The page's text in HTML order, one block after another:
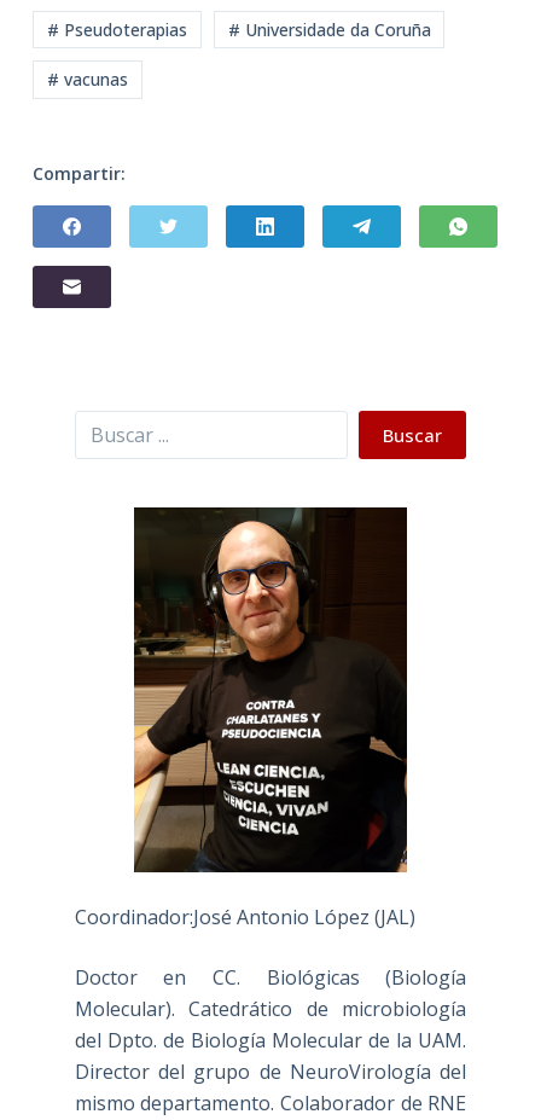
# Pseudoterapias # Universidade da Coruña
# vacunas
Compartir:
Buscar Buscar
Coordinador:José Antonio López (JAL)
Doctor en CC. Biológicas (Biología
Molecular). Catedrático de microbiología
del Dpto. de Biología Molecular de la UAM.
Director del grupo de NeuroVirología del
mismo departamento. Colaborador de RNE